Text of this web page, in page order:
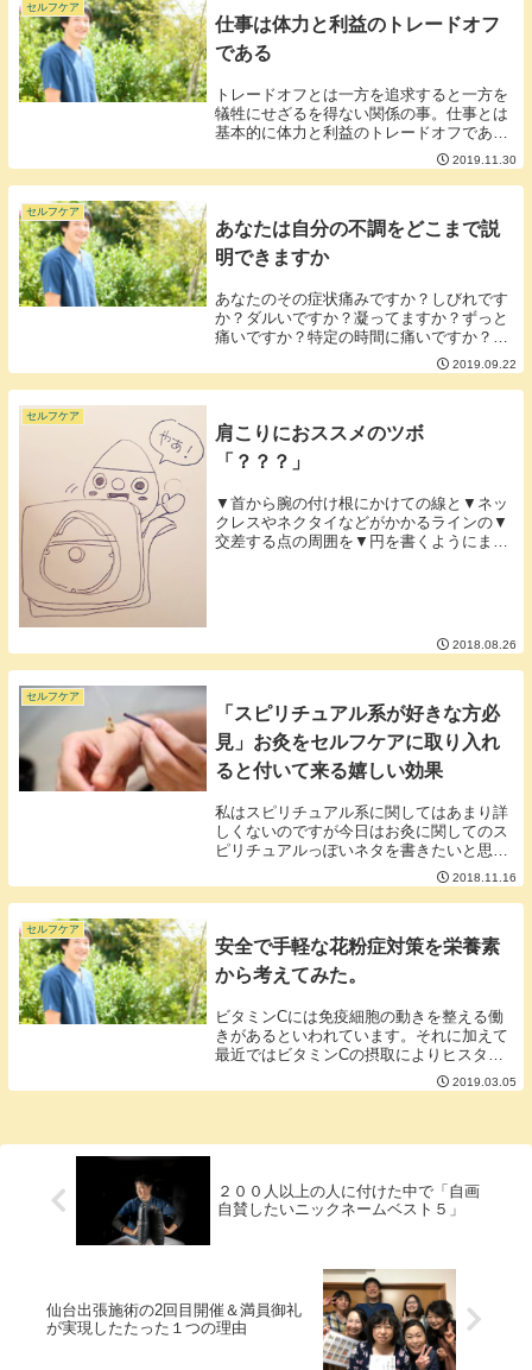
セルフケア
仕事は体力と利益のトレードオフ
である
トレードオフとは一方を追求すると一方を
犠牲にせざるを得ない関係の事。仕事とは
基本的に体力と利益のトレードオフであり
頑張った分だけ利益は出ますがその分体力
も失われます。最近、体力と利益のトレー
ドオフがうまくいかずに体調を崩している
2019.11.30
セルフケア
あなたは自分の不調をどこまで説
明できますか
あなたのその症状痛みですか？しびれです
か？ダルいですか？凝ってますか？ずっと
痛いですか？特定の時間に痛いですか？じ
っとしてるほうが痛いですか？動きている
方が痛いですか？刺すような痛みですか？
重い傷みですか？ズキズキ痛いですか？ビ
2019.09.22
セルフケア
肩こりにおススメのツボ
「？？？」
▼首から腕の付け根にかけての線と▼ネッ
クレスやネクタイなどがかかるラインの▼
交差する点の周囲を▼円を書くようにまた
2018.08.26
セルフケア
「スピリチュアル系が好きな方必
見」お灸をセルフケアに取り入れ
ると付いて来る嬉しい効果
私はスピリチュアル系に関してはあまり詳
しくないのですが今日はお灸に関してのス
ピリチュアルっぽいネタを書きたいと思い
ます。・お灸は蓬（ヨモギ）を乾燥させた
ものである。・ヨモギを焚くと浄化作用が
ある。→ つまりお灸をすると浄化作用が
2018.11.16
セルフケア
安全で手軽な花粉症対策を栄養素
から考えてみた。
ビタミンCには免疫細胞の動きを整える働
きがあるといわれています。それに加えて
最近ではビタミンCの摂取によりヒスタミ
ンと呼ばれる物質を減少させるという話も
聞きます。ヒスタミンとは？体内の細胞か
2019.03.05
２００人以上の人に付けた中で「自画
自賛したいニックネームベスト５」
仙台出張施術の2回目開催＆満員御礼
が実現したたった１つの理由